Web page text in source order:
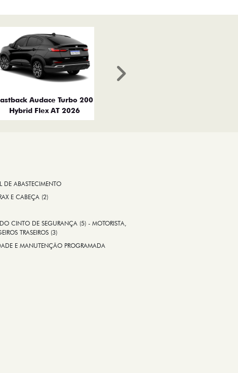
Audace Turbo 200
Hybrid Flex AT 2026
Próximo
DE ABASTECIMENTO
E CABEÇA (2)
CINTO DE SEGURANÇA (5) - MOTORISTA,
TRASEIROS (3)
E MANUTENÇÃO PROGRAMADA